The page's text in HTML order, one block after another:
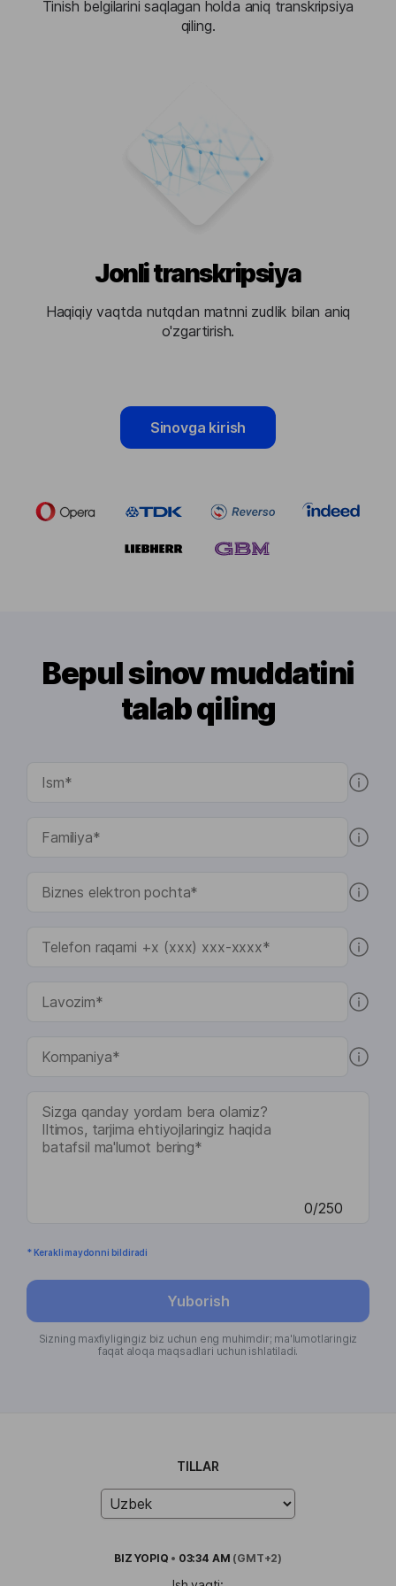
Tinish belgilarini saqlagan holda aniq transkripsiya
qiling.
Jonli transkripsiya
Haqiqiy vaqtda nutqdan matnni zudlik bilan aniq
o'zgartirish.
Sinovga kirish
Bepul sinov muddatini
talab qiling
0/250
* Kerakli maydonni bildiradi
Yuborish
Sizning maxfiyligingiz biz uchun eng muhimdir; ma'lumotlaringiz
faqat aloqa maqsadlari uchun ishlatiladi.
TILLAR
BIZYOPIQ • 03:34 AM (GMT+2)